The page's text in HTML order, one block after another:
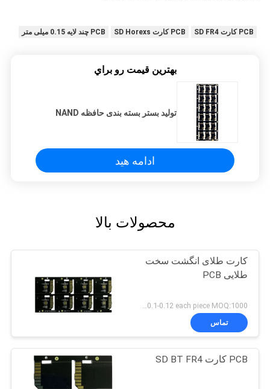
PCB کارت SD FR4 PCB کارت SD Horexs PCB چند لایه 0.15 میلی متر
بهترين قيمت رو براي
تولید بستر بسته بندی حافظه NAND
ادامه هید
محصولات بالا
کارت طلای انگشت سخت
طلایی PCB
US 0.1-0.12 each piece MOQ:1000 قطعه
تماس
PCB کارت SD BT FR4